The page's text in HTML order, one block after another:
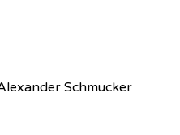
Schmucker